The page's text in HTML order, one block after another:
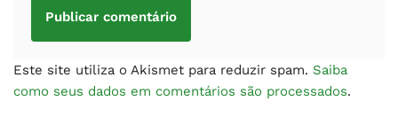
Este site utiliza o Akismet para reduzir spam. Saiba
como seus dados em comentários são processados.